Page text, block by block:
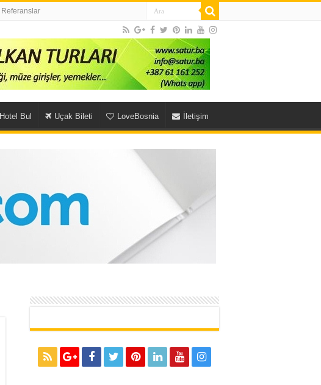
Referanslar
Hotel Bul Uçak Bileti LoveBosnia İletişim